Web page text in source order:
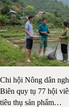
Chi hội Nông dân
Biên quy tụ 77 hội
tiêu thụ sản phẩm…